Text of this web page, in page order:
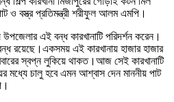
ও বস্ত্র প্রতিমন্ত্রী শরীফুল আলম এমপি।
এই বন্ধ কারখানাটি পরিদর্শন করেন।
রয়েছে।একসময় এই কারখানায় হাজার হাজার
স্বপ্ন লুকিয়ে থাকত।আজ সেই কারখানাটি
মধ্যে চালু হবে এমন আশ্বাস দেন মাননীয় পাট